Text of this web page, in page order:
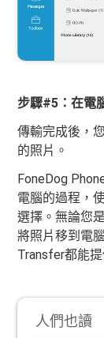
步驟#5：在電
傳輸完成後，
的照片。
FoneDog
電腦的過程，
選擇。無論您
將照片移到電
Transfer都能
人們也讀